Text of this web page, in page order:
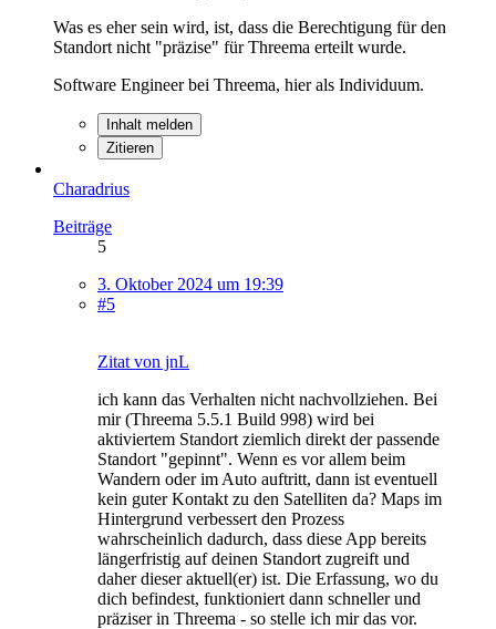
Was es eher sein wird, ist, dass die Berechtigung für den
Standort nicht "präzise" für Threema erteilt wurde.
Software Engineer bei Threema, hier als Individuum.
Inhalt melden
Zitieren
Charadrius
Beiträge
5
3. Oktober 2024 um 19:39
#5
Zitat von jnL
ich kann das Verhalten nicht nachvollziehen. Bei
mir (Threema 5.5.1 Build 998) wird bei
aktiviertem Standort ziemlich direkt der passende
Standort "gepinnt". Wenn es vor allem beim
Wandern oder im Auto auftritt, dann ist eventuell
kein guter Kontakt zu den Satelliten da? Maps im
Hintergrund verbessert den Prozess
wahrscheinlich dadurch, dass diese App bereits
längerfristig auf deinen Standort zugreift und
daher dieser aktuell(er) ist. Die Erfassung, wo du
dich befindest, funktioniert dann schneller und
präziser in Threema - so stelle ich mir das vor.